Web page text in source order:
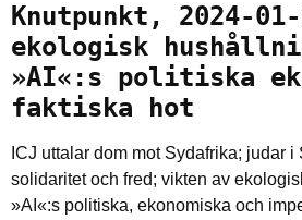
Knutpunkt, 2024-
ekologisk
»AI«:s politiska
faktiska hot
ICJ uttalar dom mot Sydafrika; judar
solidaritet och fred; vikten av
»AI«:s politiska, ekonomiska och